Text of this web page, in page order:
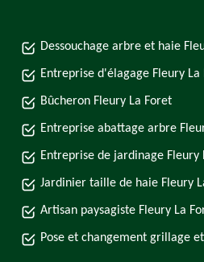
Dessouchage arbre et haie
Entreprise d'élagage Fleury La
Bûcheron Fleury La Foret
Entreprise abattage arbre
Entreprise de jardinage Fleury
Jardinier taille de haie Fleury
Artisan paysagiste Fleury La
Pose et changement grillage